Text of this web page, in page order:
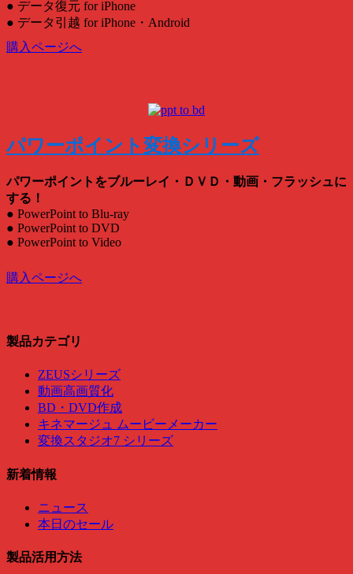
● データ復元 for iPhone
● データ引越 for iPhone・Android
購入ページへ
パワーポイント変換シリーズ
パワーポイントをブルーレイ・ＤＶＤ・動画・フラッシュに
する！
● PowerPoint to Blu-ray
● PowerPoint to DVD
● PowerPoint to Video
購入ページへ
製品カテゴリ
ZEUSシリーズ
動画高画質化
BD・DVD作成
キネマージュ ムービーメーカー
変換スタジオ7 シリーズ
新着情報
ニュース
本日のセール
製品活用方法